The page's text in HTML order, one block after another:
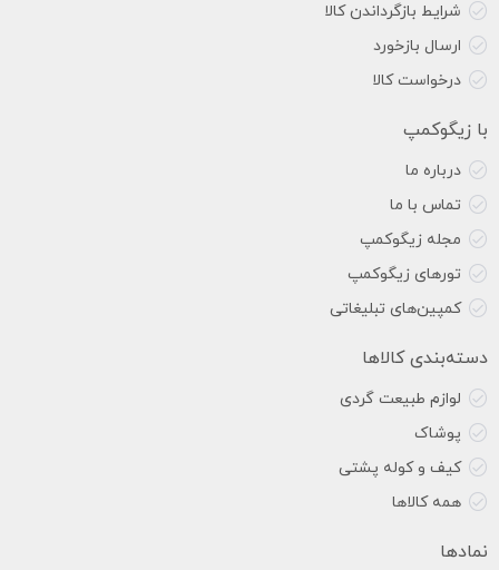
شرایط بازگرداندن کالا
ارسال بازخورد
درخواست کالا
با زیگوکمپ
درباره ما
تماس با ما
مجله زیگوکمپ
تورهای زیگوکمپ
کمپین‌های تبلیغاتی
دسته‌بندی کالاها
لوازم طبیعت گردی
پوشاک
کیف و کوله پشتی
همه کالاها
نمادها